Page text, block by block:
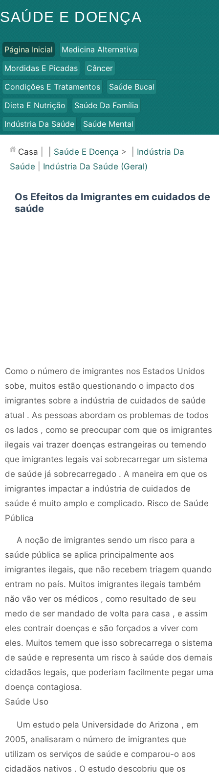
SAÚDE E DOENÇA
Página Inicial
Medicina Alternativa
Mordidas E Picadas
Câncer
Condições E Tratamentos
Saúde Bucal
Dieta E Nutrição
Saúde Da Família
Indústria Da Saúde
Saúde Mental
Saúde
Casa Saúde E Doença > | Indústria Da
Saúde
Indústria Da Saúde (Geral)
Os Efeitos da Imigrantes em cuidados de
saúde
Como o número de imigrantes nos Estados Unidos
sobe, muitos estão questionando o impacto dos
imigrantes sobre a indústria de cuidados de saúde
atual . As pessoas abordam os problemas de todos
os lados , como se preocupar com que os imigrantes
ilegais vai trazer doenças estrangeiras ou temendo
que imigrantes legais vai sobrecarregar um sistema
de saúde já sobrecarregado . A maneira em que os
imigrantes impactar a indústria de cuidados de
saúde é muito amplo e complicado. Risco de Saúde
Pública
A noção de imigrantes sendo um risco para a
saúde pública se aplica principalmente aos
imigrantes ilegais, que não recebem triagem quando
entram no país. Muitos imigrantes ilegais também
não vão ver os médicos , como resultado de seu
medo de ser mandado de volta para casa , e assim
eles contrair doenças e são forçados a viver com
eles. Muitos temem que isso sobrecarrega o sistema
de saúde e representa um risco à saúde dos demais
cidadãos legais, que poderiam facilmente pegar uma
doença contagiosa.
Saúde Uso
Um estudo pela Universidade do Arizona , em
2005, analisaram o número de imigrantes que
utilizam os serviços de saúde e comparou-o aos
cidadãos nativos . O estudo descobriu que os